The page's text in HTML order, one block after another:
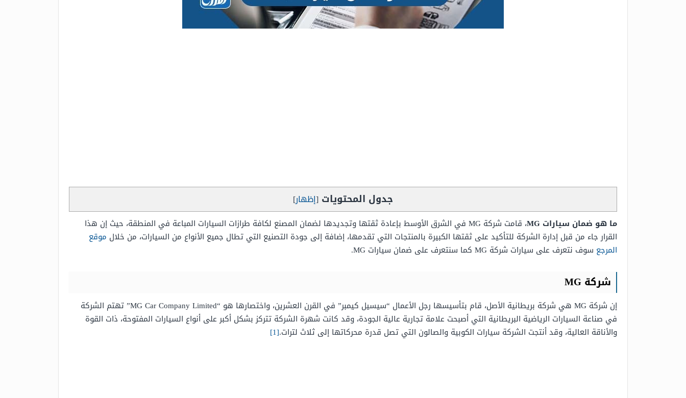
جدول المحتويات [إظهار]
ما هو ضمان سيارات MG
، قامت شركة MG في الشرق الأوسط بإعادة ثقتها وتجديدها لضمان المصنع لكافة طرازات السيارات المباعة في المنطقة، حيث إن هذا
القرار جاء من قبل إدارة الشركة للتأكيد على ثقتها الكبيرة بالمنتجات التي تقدمها، إضافة إلى جودة التصنيع التي تطال جميع الأنواع من السيارات، من خلال موقع
المرجع سوف نتعرف على سيارات شركة MG كما سنتعرف على ضمان سيارات MG.
شركة MG
إن شركة MG هي شركة بريطانية الأصل، قام بتأسيسها رجل الأعمال “سيسيل كيمبر” في القرن العشرين، واختصارها هو “MG Car Company Limited” تهتم الشركة
في صناعة السيارات الرياضية البريطانية التي أصبحت علامة تجارية عالية الجودة، وقد كانت شهرة الشركة تتركز بشكل أكبر على أنواع السيارات المفتوحة، ذات القوة
والأناقة العالية، وقد أنتجت الشركة سيارات الكوبية والصالون التي تصل قدرة محركاتها إلى ثلاث لترات.[1]